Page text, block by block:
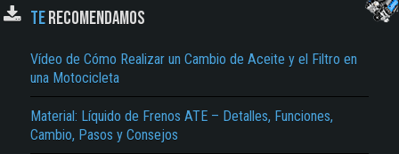
TERECOMENDAMOS
Vídeo de Cómo Realizar un Cambio de Aceite y el Filtro en
una Motocicleta
Material: Líquido de Frenos ATE – Detalles, Funciones,
Cambio, Pasos y Consejos